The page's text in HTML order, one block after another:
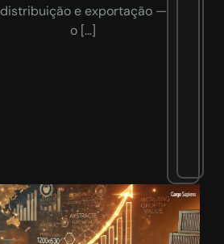
distribuição e exportação —
o […]